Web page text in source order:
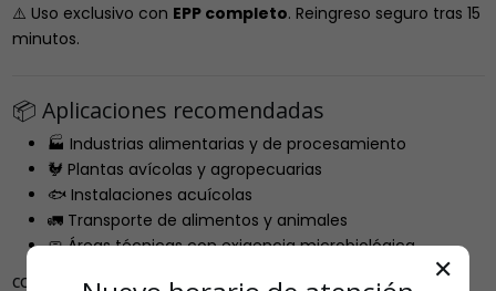
⚠️ Uso exclusivo con EPP completo. Reingreso seguro tras 15
minutos.
📦 Aplicaciones recomendadas
🏭 Industrias alimentarias y de procesamiento
🐓 Plantas avícolas y agropecuarias
🐟 Instalaciones acuícolas
🚛 Transporte de alimentos y animales
🧼 Áreas técnicas con exigencia microbiológica
COMPARTIR ✕